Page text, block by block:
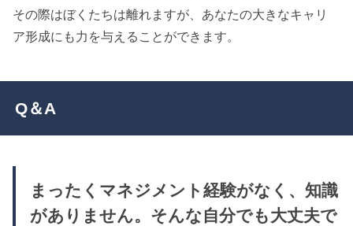
その際はぼくたちは離れますが、あなたの大きなキャリ
ア形成にも力を与えることができます。
Q＆A
まったくマネジメント経験がなく、知識
がありません。そんな自分でも大丈夫で